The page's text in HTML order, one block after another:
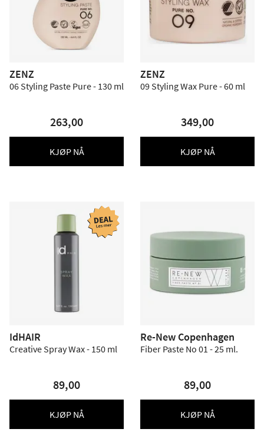
ZENZ
06 Styling Paste Pure - 130 ml
263,00
KJØP NÅ
ZENZ
09 Styling Wax Pure - 60 ml
349,00
KJØP NÅ
IdHAIR
Creative Spray Wax - 150 ml
89,00
KJØP NÅ
Re-New Copenhagen
Fiber Paste No 01 - 25 ml.
89,00
KJØP NÅ